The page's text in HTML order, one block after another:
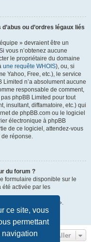
ce site, vous
permettant
navigation
ou d’ordres légaux liés
» devraient être un
vous n’obtenez aucune
le propriétaire du domaine
une requête WHOIS), ou, si
Yahoo, Free, etc.), le service
n’a absolument aucune
responsable de comment,
phpBB Limited pour tout
insultant, diffamatoire, etc.) qui
de phpBB.com ou le logiciel
électronique à phpBB
de ce logiciel, attendez-vous
réponse.
du forum ?
formulaire disponible sur le
été activée par les
le lien « L’équipe ».
Aller